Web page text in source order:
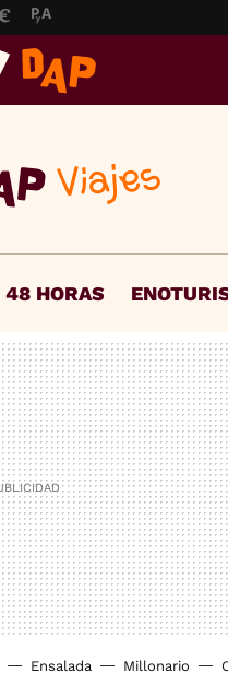
48 HORAS
Ensalada Millonario